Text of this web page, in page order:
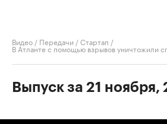
Видео / Передачи /Стартап /
В Атланте с помощью взрывов уничтожили
Выпуск за 21 ноября,